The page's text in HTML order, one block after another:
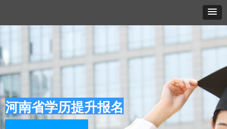
河南省学历提升报名